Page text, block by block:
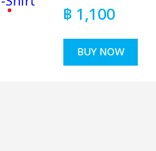
฿ 1,100
BUY NOW